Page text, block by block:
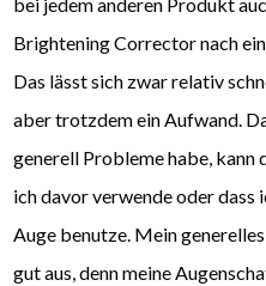
bei jedem anderen Produkt
Brightening Corrector nach
Das lässt sich zwar relativ
aber trotzdem ein Aufwand.
generell Probleme habe, kann
ich davor verwende oder dass
Auge benutze. Mein
gut aus, denn meine